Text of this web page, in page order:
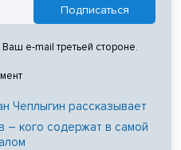
e-mail третьей стороне.
Чеплыгин рассказывает
– кого содержат в самой